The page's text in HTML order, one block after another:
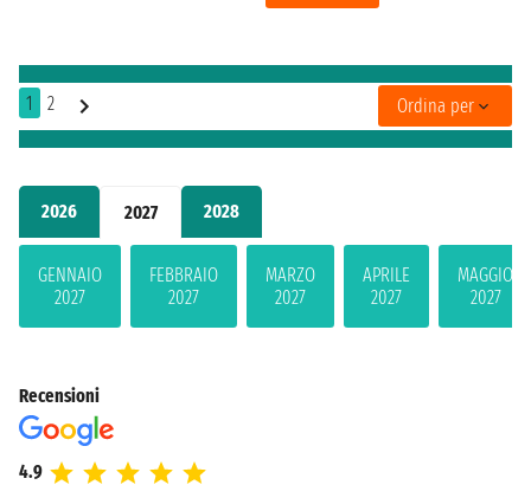
2026 2027 2028
GENNAIO
2027
FEBBRAIO
2027
MARZO
2027
APRILE
2027
MAGGIO
2027
1 2 Ordina per
Recensioni
4.9